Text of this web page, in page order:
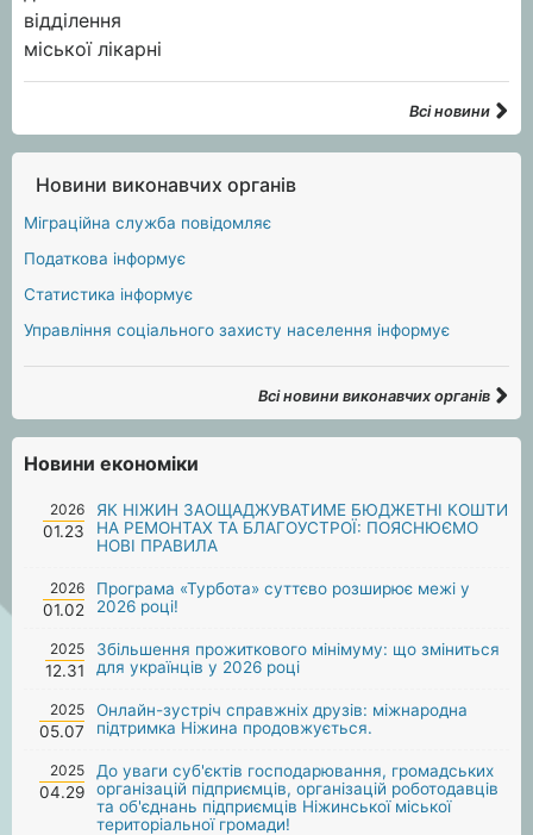
Всі новини
Новини виконавчих органів
Міграційна служба повідомляє
Податкова інформує
Статистика інформує
Управління соціального захисту населення інформує
Всі новини виконавчих органів
Новини економіки
2026
01.23
ЯК НІЖИН ЗАОЩАДЖУВАТИМЕ БЮДЖЕТНІ КОШТИ
НА РЕМОНТАХ ТА БЛАГОУСТРОЇ: ПОЯСНЮЄМО
НОВІ ПРАВИЛА
2026
01.02
Програма «Турбота» суттєво розширює межі у
2026 році!
2025
12.31
Збільшення прожиткового мінімуму: що зміниться
для українців у 2026 році
2025
05.07
Онлайн-зустріч справжніх друзів: міжнародна
підтримка Ніжина продовжується.
2025
04.29
До уваги суб'єктів господарювання, громадських
організацій підприємців, організацій роботодавців
та об'єднань підприємців Ніжинської міської
територіальної громади!